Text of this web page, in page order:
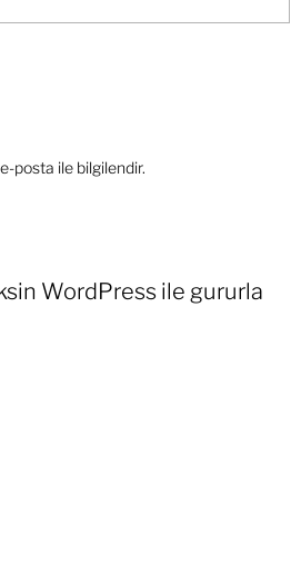
posta ile bilgilendir.
WordPress ile gururla